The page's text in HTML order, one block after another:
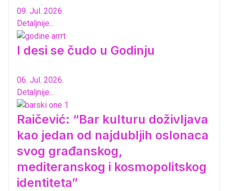
09. Jul. 2026.
Detaljnije...
I desi se čudo u Godinju
06. Jul. 2026.
Detaljnije...
Raičević: “Bar kulturu doživljava
kao jedan od najdubljih oslonaca
svog građanskog,
mediteranskog i kosmopolitskog
identiteta”